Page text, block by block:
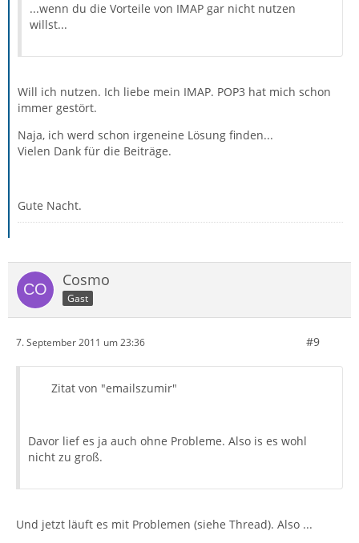
...wenn du die Vorteile von IMAP gar nicht nutzen
willst...
Will ich nutzen. Ich liebe mein IMAP. POP3 hat mich schon
immer gestört.
Naja, ich werd schon irgeneine Lösung finden...
Vielen Dank für die Beiträge.
Gute Nacht.
Cosmo
Gast
7. September 2011 um 23:36 #9
Zitat von "emailszumir"
Davor lief es ja auch ohne Probleme. Also is es wohl
nicht zu groß.
Und jetzt läuft es mit Problemen (siehe Thread). Also ...